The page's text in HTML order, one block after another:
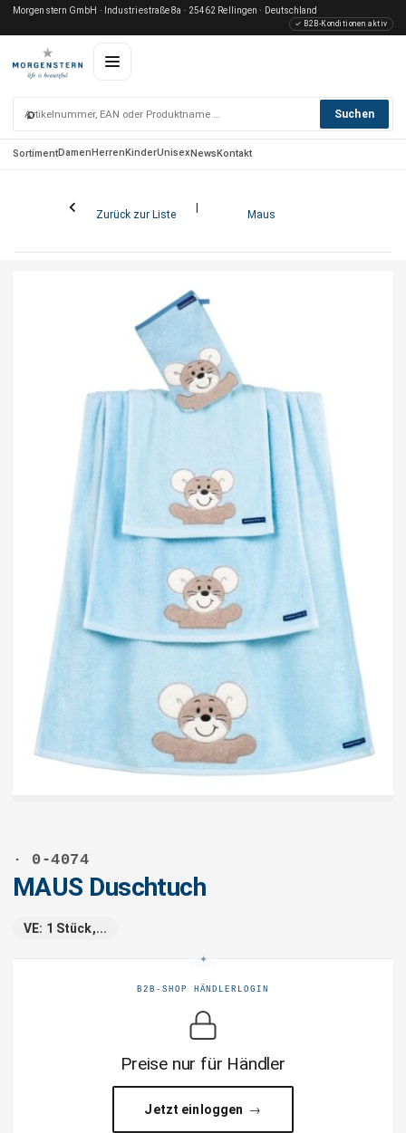
Morgenstern GmbH · Industriestraße 8a · 25462 Rellingen · Deutschland
✓ B2B-Konditionen aktiv
⌕ Suchen
SortimentDamenHerrenKinderUnisexNewsKontakt
Zurück zur Liste Maus
· 0-4074
MAUS Duschtuch
VE: 1 Stück,...
B2B-SHOP HÄNDLERLOGIN
Preise nur für Händler
Jetzt einloggen